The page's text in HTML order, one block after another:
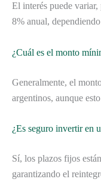
El interés puede
8% anual,
¿Cuál es el monto
Generalmente, el
argentinos, aunque
¿Es seguro invertir en
Sí, los plazos fijos
garantizando el